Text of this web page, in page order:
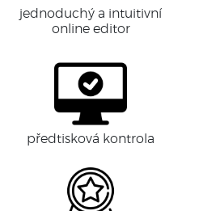
jednoduchý a intuitivní
online editor
předtisková kontrola